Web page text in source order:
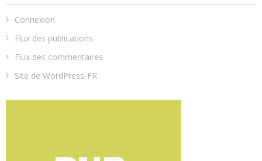
Connexion
Flux des publications
Flux des commentaires
Site de WordPress-FR